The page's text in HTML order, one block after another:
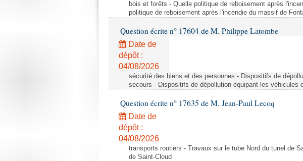
bois et forêts - Quelle politique de reboisement après
politique de reboisement après l'incendie du massif de
Question écrite n° 17604 de M. Philippe Latombe
Date de
dépôt :
04/08/2026
sécurité des biens et des personnes - Dispositifs de
secours - Dispositifs de dépollution équipant les véhicules
Question écrite n° 17635 de M. Jean-Paul Lecoq
Date de
dépôt :
04/08/2026
transports routiers - Travaux sur le tube Nord du tunel de
de Saint-Cloud